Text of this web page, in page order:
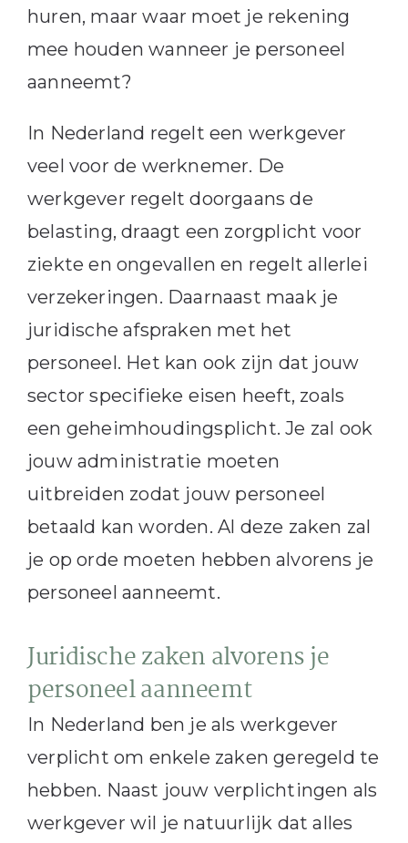
huren, maar waar moet je rekening
mee houden wanneer je personeel
aanneemt?
In Nederland regelt een werkgever
veel voor de werknemer. De
werkgever regelt doorgaans de
belasting, draagt een zorgplicht voor
ziekte en ongevallen en regelt allerlei
verzekeringen. Daarnaast maak je
juridische afspraken met het
personeel. Het kan ook zijn dat jouw
sector specifieke eisen heeft, zoals
een geheimhoudingsplicht. Je zal ook
jouw administratie moeten
uitbreiden zodat jouw personeel
betaald kan worden. Al deze zaken zal
je op orde moeten hebben alvorens je
personeel aanneemt.
Juridische zaken alvorens je
personeel aanneemt
In Nederland ben je als werkgever
verplicht om enkele zaken geregeld te
hebben. Naast jouw verplichtingen als
werkgever wil je natuurlijk dat alles